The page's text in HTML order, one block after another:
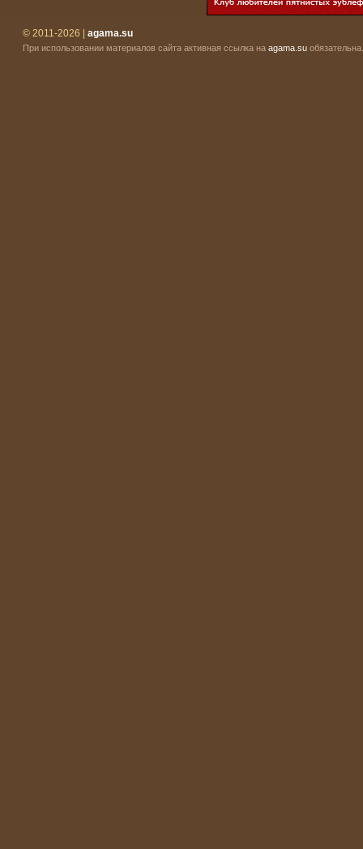
© 2011-2026 | agama.su
При использовании материалов сайта активная ссылка на agama.su обязательна.